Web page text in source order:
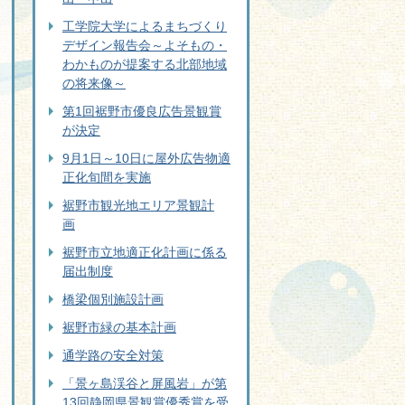
工学院大学によるまちづくり
デザイン報告会～よそもの・
わかものが提案する北部地域
の将来像～
第1回裾野市優良広告景観賞
が決定
9月1日～10日に屋外広告物適
正化旬間を実施
裾野市観光地エリア景観計
画
裾野市立地適正化計画に係る
届出制度
橋梁個別施設計画
裾野市緑の基本計画
通学路の安全対策
「景ヶ島渓谷と屏風岩」が第